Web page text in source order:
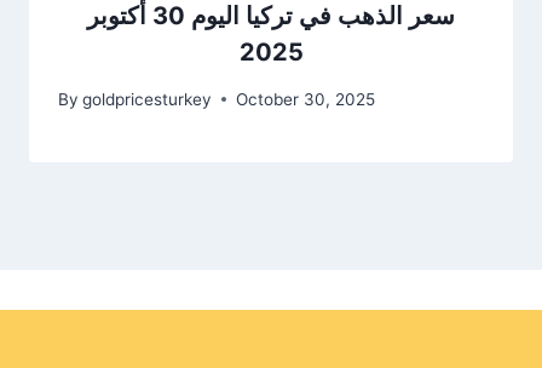
سعر الذهب في تركيا اليوم 30 أكتوبر
2025
By goldpricesturkey October 30, 2025